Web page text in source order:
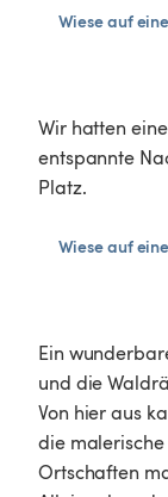
Wieseauf
Wir hatten
entspannte
Platz.
Wieseauf
Ein
und die
Von hier aus
die
Ortschaften